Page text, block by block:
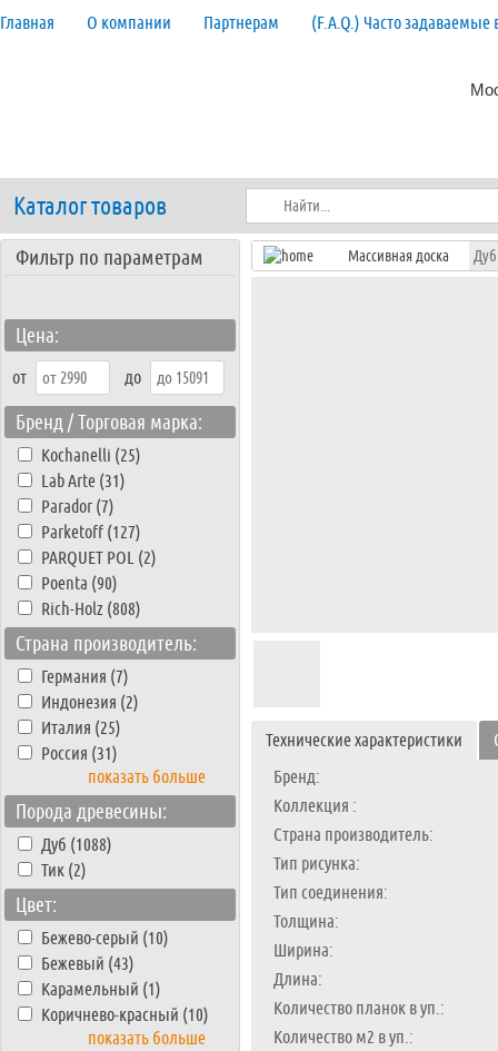
Главная О компании Партнерам (F.A.Q.) Часто задаваемые
Каталог товаров
Фильтр по параметрам
Цена:
от до
Бренд / Торговая марка:
Kochanelli (25)
Lab Arte (31)
Parador (7)
Parketoff (127)
PARQUET POL (2)
Poenta (90)
Rich-Holz (808)
Страна производитель:
Германия (7)
Индонезия (2)
Италия (25)
Россия (31)
показать больше
Порода древесины:
Дуб (1088)
Тик (2)
Цвет:
Бежево-серый (10)
Бежевый (43)
Карамельный (1)
Коричнево-красный (10)
показать больше
Массивная доска Дуб
Технические характеристики
Бренд:
Коллекция :
Страна производитель:
Тип рисунка:
Тип соединения:
Толщина:
Ширина:
Длина:
Количество планок в уп.:
Количество м2 в уп.: